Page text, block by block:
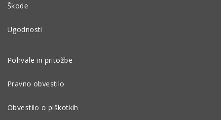
Škode
Ugodnosti
Pohvale in pritožbe
Pravno obvestilo
Obvestilo o piškotkih